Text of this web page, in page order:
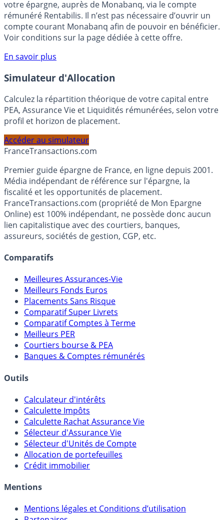
Bénéficiez de cette offre de placement sans risque pour
votre épargne, auprès de Monabanq, via le compte
rémunéré Rentabilis. Il n’est pas nécessaire d’ouvrir un
Voir conditions sur la page dédiée à cette offre.
En savoir plus
Simulateur d'Allocation
Calculez la répartition théorique de votre capital entre
profil et horizon de placement.
FranceTransactions.com
Premier guide épargne de France, en ligne depuis 2001.
Média indépendant de référence sur l'épargne, la
fiscalité et les opportunités de placement.
FranceTransactions.com (propriété de Mon Epargne
Online) est 100% indépendant, ne possède donc aucun
assureurs, sociétés de gestion, CGP, etc.
Comparatifs
Meilleures Assurances-Vie
Meilleurs Fonds Euros
Placements Sans Risque
Comparatif Super Livrets
Comparatif Comptes à Terme
Meilleurs PER
Banques & Comptes rémunérés
Outils
Calculateur d'intérêts
Calculette Impôts
Calculette Rachat Assurance Vie
Sélecteur d'Assurance Vie
Sélecteur d'Unités de Compte
Crédit immobilier
Mentions